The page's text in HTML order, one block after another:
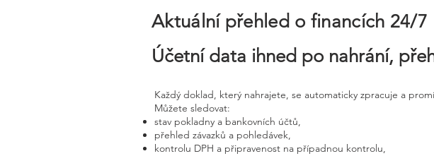
Aktuální přehled o financích 24/7
Účetní data ihned po nahrání,
Každý doklad, který nahrajete, se automaticky zpracuje a
Můžete sledovat:
stav pokladny a bankovních účtů,
přehled závazků a pohledávek,
kontrolu DPH a připravenost na případnou kontrolu,